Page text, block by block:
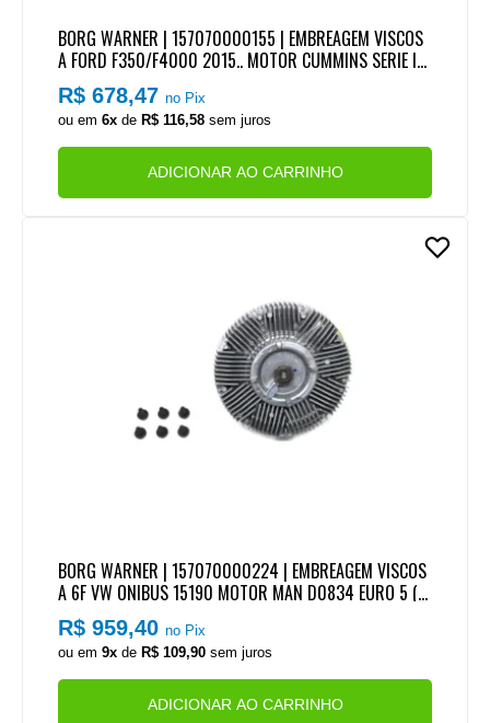
BORG WARNER | 157070000155 | EMBREAGEM VISCOS
A FORD F350/F4000 2015.. MOTOR CUMMINS SERIE IS
F 2.8 EURO 5
R$ 678,47no Pix
ou em6x de R$ 116,58 sem juros
ADICIONAR AO CARRINHO
BORG WARNER | 157070000224 | EMBREAGEM VISCOS
A 6F VW ONIBUS 15190 MOTOR MAN D0834 EURO 5 (S
660) (PESCOCO LONGO)
R$ 959,40no Pix
ou em9x deR$ 109,90 sem juros
ADICIONAR AO CARRINHO